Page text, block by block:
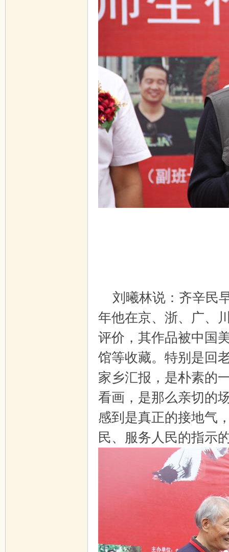
刘曦林说：齐辛民
年他在京、浙、广、
评价，其作品被中国
馆等收藏。特别是回
家乡汇报，是朴素的
看画，是那么亲切的
感到是真正的接地气
民、服务人民的指示